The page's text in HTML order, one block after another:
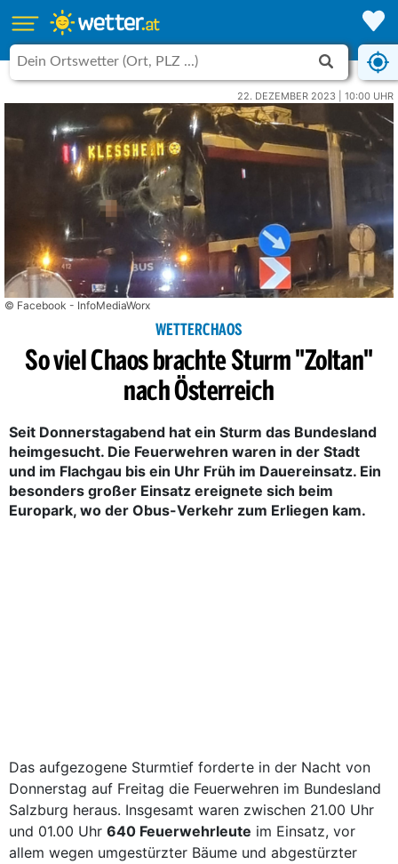
22. DEZEMBER 2023 | 10:00 UHR
© Facebook - InfoMediaWorx
WETTERCHAOS
So viel Chaos brachte Sturm "Zoltan"
nach Österreich
Seit Donnerstagabend hat ein Sturm das Bundesland
heimgesucht. Die Feuerwehren waren in der Stadt
und im Flachgau bis ein Uhr Früh im Dauereinsatz. Ein
besonders großer Einsatz ereignete sich beim
Europark, wo der Obus-Verkehr zum Erliegen kam.
Das aufgezogene Sturmtief forderte in der Nacht von
Donnerstag auf Freitag die Feuerwehren im Bundesland
Salzburg heraus. Insgesamt waren zwischen 21.00 Uhr
und 01.00 Uhr 640 Feuerwehrleute im Einsatz, vor
allem wegen umgestürzter Bäume und abgestürzter